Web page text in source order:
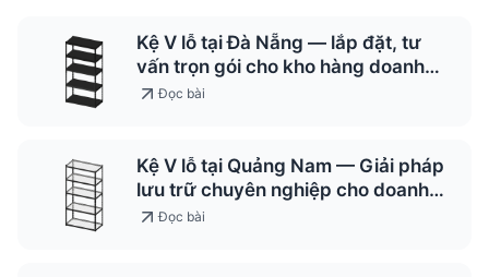
Kệ V lỗ tại Đà Nẵng — lắp đặt, tư
vấn trọn gói cho kho hàng doanh
nghiệp
Đọc bài
Kệ V lỗ tại Quảng Nam — Giải pháp
lưu trữ chuyên nghiệp cho doanh
nghiệp 2026
Đọc bài